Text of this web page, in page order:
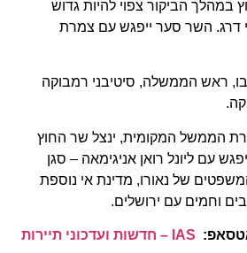
במהלך הביקור צפוי להיות גדוש
דרג. השר סער ייפגש עם צמרת
ראש הממשלה, סיטיבני רמבוקה
הממשל המקומית, ינצל שר החוץ
עם ליונל רואן אניגימאה – סגן
של נאורו, מדינת אי נוספת
וחמים עם ירושלים.
IAS – חדשות ועדכוני תיירות